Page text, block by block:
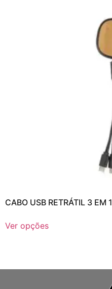
CABO USB RETRÁTIL 3 EM 1
Ver opções